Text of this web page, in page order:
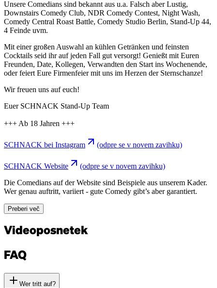
Unsere Comedians sind bekannt aus u.a. Falsch aber Lustig,
Downstairs Comedy Club, NDR Comedy Contest, Night Wash,
Comedy Central Roast Battle, Comedy Studio Berlin, Stand-Up 44,
4 Feinde uvm.
Mit einer großen Auswahl an kühlen Getränken und feinsten
Cocktails seid ihr auf jeden Fall gut versorgt! Genießt mit Euren
Freunden, Date, Kollegen, Verwandten den Start ins Wochenende,
oder feiert Eure Firmenfeier mit uns im Herzen der Sternschanze!
Wir freuen uns auf euch!
Euer SCHNACK Stand-Up Team
+++ Ab 18 Jahren +++
SCHNACK bei Instagram (odpre se v novem zavihku)
SCHNACK Website
(odpre se v novem zavihku)
Die Comedians auf der Website sind Beispiele aus unserem Kader.
Wer genau auftritt, variiert - gute Comedy gibt’s aber garantiert.
Preberi več
Videoposnetek
FAQ
Wer tritt auf?